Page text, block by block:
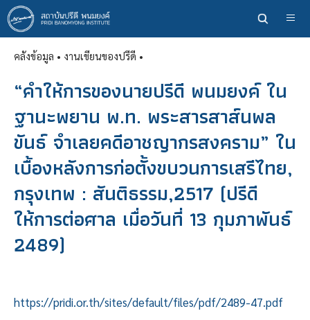
ข้าม
ไป
ยัง
เนื้อหา
คลังข้อมูล • งานเขียนของปรีดี •
“คำให้การของนายปรีดี พนมยงค์ ใน
ฐานะพยาน พ.ท. พระสารสาส์นพล
ขันธ์ จำเลยคดีอาชญากรสงคราม” ใน
เบื้องหลังการก่อตั้งขบวนการเสรีไทย,
กรุงเทพ : สันติธรรม,2517 (ปรีดี
ให้การต่อศาล เมื่อวันที่ 13 กุมภาพันธ์
2489)
https://pridi.or.th/sites/default/files/pdf/2489-47.pdf